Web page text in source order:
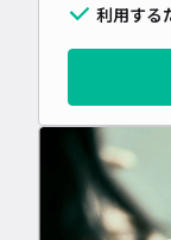
利用する